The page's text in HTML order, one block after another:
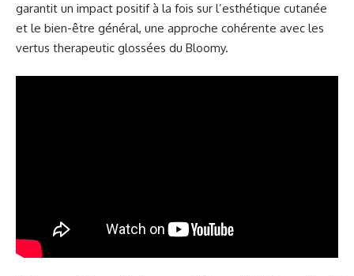
garantit un impact positif à la fois sur l’esthétique cutanée
et le bien-être général, une approche cohérente avec les
vertus therapeutic glossées du Bloomy.